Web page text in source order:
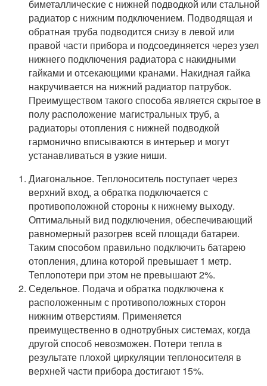
биметаллические с нижней подводкой или стальной
радиатор с нижним подключением. Подводящая и
обратная труба подводится снизу в левой или
правой части прибора и подсоединяется через узел
нижнего подключения радиатора с накидными
гайками и отсекающими кранами. Накидная гайка
накручивается на нижний радиатор патрубок.
Преимуществом такого способа является скрытое в
полу расположение магистральных труб, а
радиаторы отопления с нижней подводкой
гармонично вписываются в интерьер и могут
устанавливаться в узкие ниши.
Диагональное. Теплоноситель поступает через
верхний вход, а обратка подключается с
противоположной стороны к нижнему выходу.
Оптимальный вид подключения, обеспечивающий
равномерный разогрев всей площади батареи.
Таким способом правильно подключить батарею
отопления, длина которой превышает 1 метр.
Теплопотери при этом не превышают 2%.
Седельное. Подача и обратка подключена к
расположенным с противоположных сторон
нижним отверстиям. Применяется
преимущественно в однотрубных системах, когда
другой способ невозможен. Потери тепла в
результате плохой циркуляции теплоносителя в
верхней части прибора достигают 15%.